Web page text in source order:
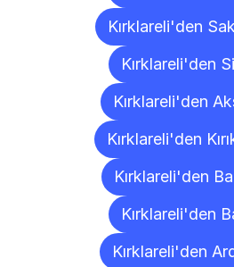
Kırklareli'den
Kırklareli'den
Kırklareli'den
Kırklareli'den
Kırklareli'den
Kırklareli'den
Kırklareli'den